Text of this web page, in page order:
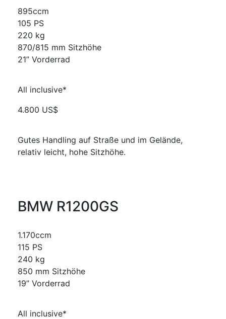
895ccm
105 PS
220 kg
870/815 mm Sitzhöhe
21” Vorderrad
All inclusive*
4.800 US$
Gutes Handling auf Straße und im Gelände,
relativ leicht, hohe Sitzhöhe.
BMW R1200GS
1.170ccm
115 PS
240 kg
850 mm Sitzhöhe
19” Vorderrad
All inclusive*